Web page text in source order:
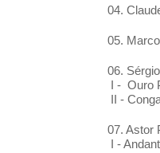
04.
05.
06.
I - Ouro
II -
07. Astor
I -